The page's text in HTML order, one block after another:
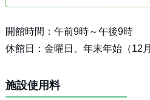
開館時間：午前9時～午後9時
休館日：金曜日、年末年始（12
施設使用料